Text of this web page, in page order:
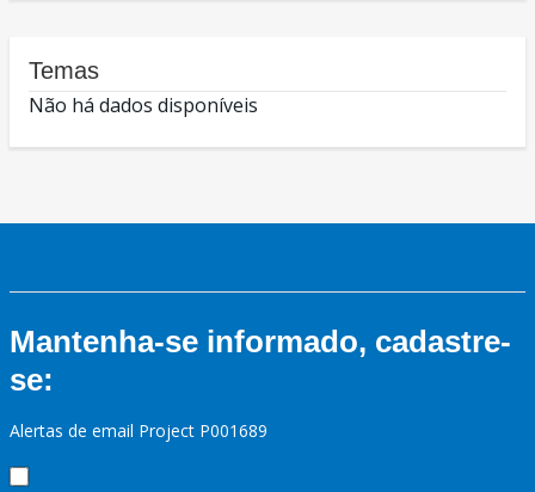
Temas
Não há dados disponíveis
Mantenha-se informado, cadastre-
se:
Alertas de email Project P001689